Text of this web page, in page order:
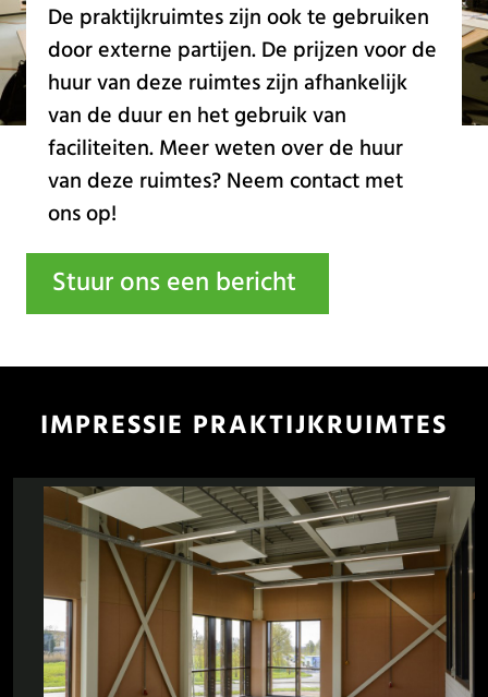
De praktijkruimtes zijn ook te gebruiken
door externe partijen. De prijzen voor de
huur van deze ruimtes zijn afhankelijk
van de duur en het gebruik van
faciliteiten. Meer weten over de huur
van deze ruimtes? Neem contact met
ons op!
Stuur ons een bericht
IMPRESSIE PRAKTIJKRUIMTES